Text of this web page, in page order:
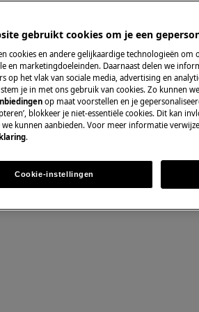
van uw product voordat
support/user-manuals/
stopcontact voordat u enige
gebruikt cookies om je een
cookies en andere gelijkaardige technologieën om
en marketingdoeleinden. Daarnaast delen we
op het vlak van sociale media, advertising en
stem je in met ons gebruik van cookies. Zo kunnen we
op maat voorstellen en je
blokkeer je niet-essentiële cookies. Dit kan
kunnen aanbieden. Voor meer informatie
.
Cookie-instellingen